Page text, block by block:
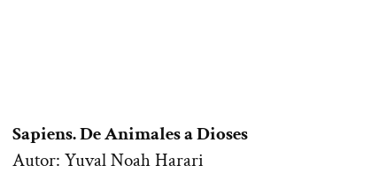
Sapiens. De Animales a Dioses
Autor: Yuval Noah Harari